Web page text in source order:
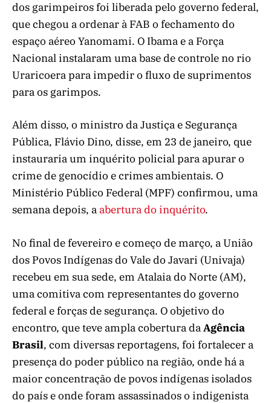
dos garimpeiros foi liberada pelo governo federal,
que chegou a ordenar à FAB o fechamento do
espaço aéreo Yanomami. O Ibama e a Força
Nacional instalaram uma base de controle no rio
Uraricoera para impedir o fluxo de suprimentos
para os garimpos.
Além disso, o ministro da Justiça e Segurança
Pública, Flávio Dino, disse, em 23 de janeiro, que
instauraria um inquérito policial para apurar o
crime de genocídio e crimes ambientais. O
Ministério Público Federal (MPF) confirmou, uma
semana depois, a abertura do inquérito.
No final de fevereiro e começo de março, a União
dos Povos Indígenas do Vale do Javari (Univaja)
recebeu em sua sede, em Atalaia do Norte (AM),
uma comitiva com representantes do governo
federal e forças de segurança. O objetivo do
encontro, que teve ampla cobertura daAgência
Brasil, com diversas reportagens, foi fortalecer a
presença do poder público na região, onde há a
maior concentração de povos indígenas isolados
do país e onde foram assassinados o indigenista